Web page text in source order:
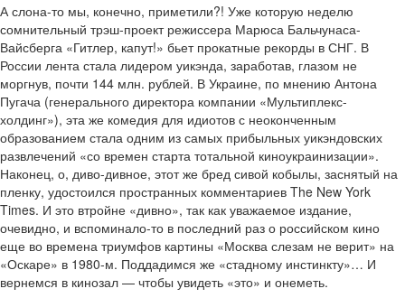
А слона-то мы, конечно, приметили?! Уже которую неделю
сомнительный трэш-проект режиссера Марюса Бальчунаса-
Вайсберга «Гитлер, капут!» бьет прокатные рекорды в СНГ. В
России лента стала лидером уикэнда, заработав, глазом не
моргнув, почти 144 млн. рублей. В Украине, по мнению Антона
Пугача (генерального директора компании «Мультиплекс-
холдинг»), эта же комедия для идиотов с неоконченным
образованием стала одним из самых прибыльных уикэндовских
развлечений «со времен старта тотальной киноукраинизации».
Наконец, о, диво-дивное, этот же бред сивой кобылы, заснятый на
пленку, удостоился пространных комментариев The New York
Times. И это втройне «дивно», так как уважаемое издание,
очевидно, и вспоминало-то в последний раз о российском кино
еще во времена триумфов картины «Москва слезам не верит» на
«Оскаре» в 1980-м. Поддадимся же «стадному инстинкту»… И
вернемся в кинозал — чтобы увидеть «это» и онеметь.